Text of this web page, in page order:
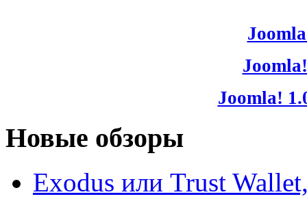
Joomla!
Новые обзоры
Exodus или Trust